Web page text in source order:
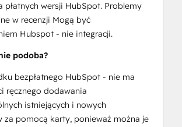
płatnych wersji HubSpot. Problemy
w recenzji Mogą być
Hubspot - nie integracji.
podoba?
bezpłatnego HubSpot - nie ma
ręcznego dodawania
istniejących i nowych
za pomocą karty, ponieważ można je